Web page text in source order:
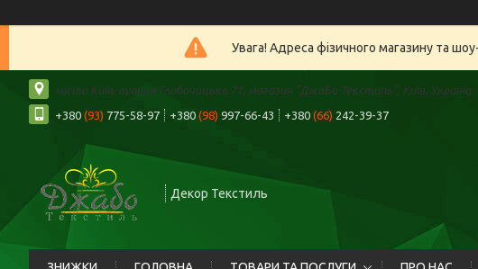
Увага! Адреса фізичного магазину та
місто Київ, вулиця Глибочицька 71, магазин "ДжаБо Текстиль", Київ, Україна
+380 (93) 775-58-97 +380 (98) 997-66-43 +380 (66) 242-39-37
Декор Текстиль